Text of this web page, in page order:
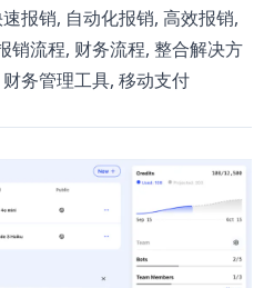
报销, 自动化报销, 高效报销,
销流程, 财务流程, 整合解决方
务管理工具, 移动支付